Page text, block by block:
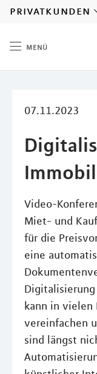
privatkunden
menü
07.11.2023
Video-
Miet- und
für die
eine
kann in vielen
vereinfachen
sind längst